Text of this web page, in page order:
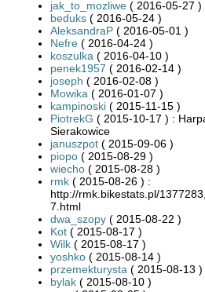
jak_to_mozliwe ( 2016-05-27 )
beduks ( 2016-05-24 )
AleksandraP ( 2016-05-01 )
Nefre ( 2016-04-24 )
koszulka ( 2016-04-10 )
penek1957 ( 2016-02-14 )
joseph ( 2016-02-08 )
Mowika ( 2016-01-07 )
kampinoski ( 2015-11-15 )
PiotrekG ( 2015-10-17 ) :
Sierakowice
januszpot ( 2015-09-06 )
piopo ( 2015-08-29 )
wiecho ( 2015-08-28 )
rmk ( 2015-08-26 ) :
http://rmk.bikestats.pl/
7.html
dwa_szopy ( 2015-08-22 )
Kot ( 2015-08-17 )
Wilk ( 2015-08-17 )
yoshko ( 2015-08-14 )
przemekturysta ( 2015-08-13 )
bylak ( 2015-08-10 )